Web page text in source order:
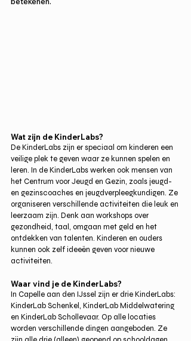
Wat zijn de KinderLabs?
De KinderLabs zijn er speciaal om kinderen een
veilige plek te geven waar ze kunnen spelen en
leren. In de KinderLabs werken ook mensen van
het Centrum voor Jeugd en Gezin, zoals jeugd-
en gezinscoaches en jeugdverpleegkundigen. Ze
organiseren verschillende activiteiten die leuk en
leerzaam zijn. Denk aan workshops over
gezondheid, taal, omgaan met geld en het
ontdekken van talenten. Kinderen en ouders
kunnen ook zelf ideeën geven voor nieuwe
activiteiten.
Waar vind je de KinderLabs?
In Capelle aan den IJssel zijn er drie KinderLabs:
KinderLab Schenkel, KinderLab Middelwatering
en KinderLab Schollevaar. Op alle locaties
worden verschillende dingen aangeboden. Ze